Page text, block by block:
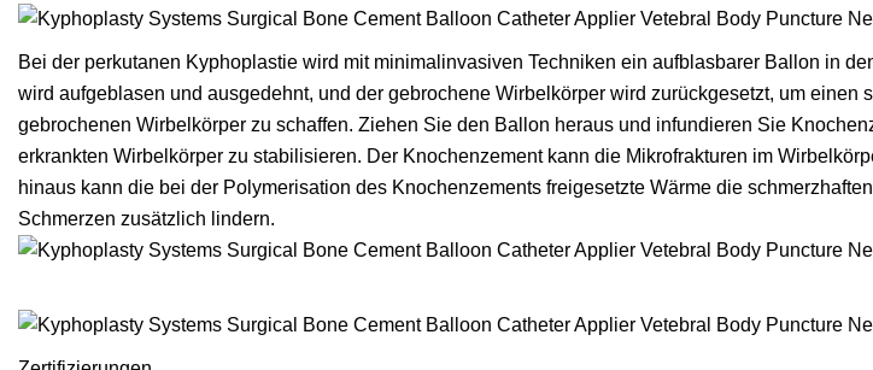
Bei der perkutanen Kyphoplastie wird mit minimalinvasiven Techniken ein aufblasbarer Ballon in
wird aufgeblasen und ausgedehnt, und der gebrochene Wirbelkörper wird zurückgesetzt, um einen
gebrochenen Wirbelkörper zu schaffen. Ziehen Sie den Ballon heraus und infundieren Sie
erkrankten Wirbelkörper zu stabilisieren. Der Knochenzement kann die Mikrofrakturen im
hinaus kann die bei der Polymerisation des Knochenzements freigesetzte Wärme die
Schmerzen zusätzlich lindern.